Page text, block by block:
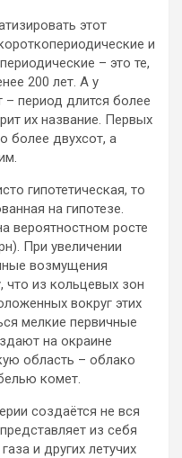
этот
и
– это те,
200 лет. А у
– период длится более
их название. Первых
более двухсот, а
гипотетическая, то
на гипотезе.
вероятностном росте
При увеличении
возмущения
что из кольцевых зон
вокруг этих
мелкие первичные
на окраине
область – облако
комет.
создаётся не вся
из себя
и других летучих